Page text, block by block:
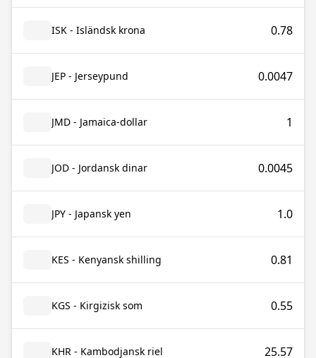
ISK - Isländsk krona 0.78
JEP - Jerseypund 0.0047
JMD - Jamaica-dollar 1
JOD - Jordansk dinar 0.0045
JPY - Japansk yen 1.0
KES - Kenyansk shilling 0.81
KGS - Kirgizisk som 0.55
KHR - Kambodjansk riel 25.57